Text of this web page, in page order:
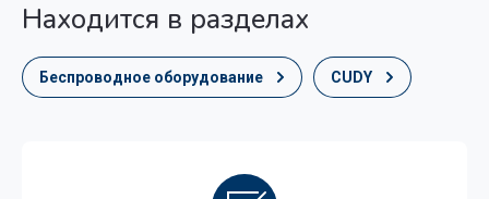
Находится в разделах
Беспроводное оборудование CUDY